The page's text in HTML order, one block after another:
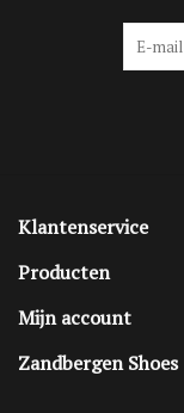
Klantenservice
Producten
Mijn account
Zandbergen Shoes